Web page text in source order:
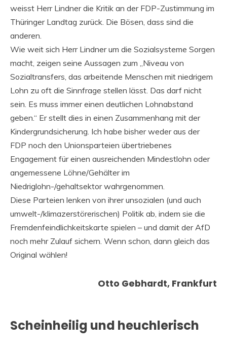
weisst Herr Lindner die Kritik an der FDP-Zustimmung im
Thüringer Landtag zurück. Die Bösen, dass sind die
anderen.
Wie weit sich Herr Lindner um die Sozialsysteme Sorgen
macht, zeigen seine Aussagen zum „Niveau von
Sozialtransfers, das arbeitende Menschen mit niedrigem
Lohn zu oft die Sinnfrage stellen lässt. Das darf nicht
sein. Es muss immer einen deutlichen Lohnabstand
geben.“ Er stellt dies in einen Zusammenhang mit der
Kindergrundsicherung. Ich habe bisher weder aus der
FDP noch den Unionsparteien übertriebenes
Engagement für einen ausreichenden Mindestlohn oder
angemessene Löhne/Gehälter im
Niedriglohn-/gehaltsektor wahrgenommen.
Diese Parteien lenken von ihrer unsozialen (und auch
umwelt-/klimazerstörerischen) Politik ab, indem sie die
Fremdenfeindlichkeitskarte spielen – und damit der AfD
noch mehr Zulauf sichern. Wenn schon, dann gleich das
Original wählen!
Otto Gebhardt, Frankfurt
Scheinheilig und heuchlerisch